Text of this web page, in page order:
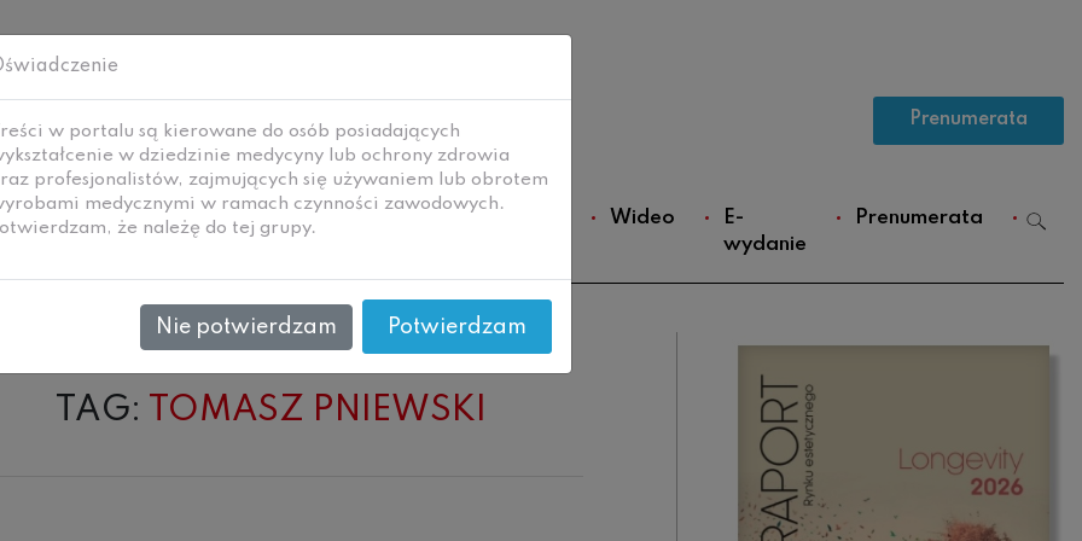
Prenumerata
Technologie i
materiały
Wideo
E-
wydanie
Prenumerata
TAG: TOMASZ PNIEWSKI
Treści w portalu są kierowane do osób posiadających
w dziedzinie medycyny lub ochrony zdrowia
profesjonalistów, zajmujących się używaniem lub obrotem
medycznymi w ramach czynności zawodowych.
że należę do tej grupy.
Nie potwierdzam Potwierdzam